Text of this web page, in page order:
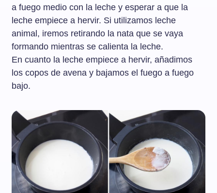
a fuego medio con la leche y esperar a que la
leche empiece a hervir. Si utilizamos leche
animal, iremos retirando la nata que se vaya
formando mientras se calienta la leche.
En cuanto la leche empiece a hervir, añadimos
los copos de avena y bajamos el fuego a fuego
bajo.